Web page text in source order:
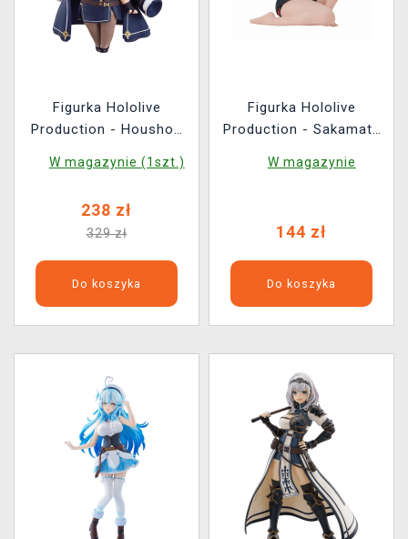
Figurka Hololive
Production - Houshou
(Nendoroid)
W magazynie (1szt.)
238 zł
329 zł
Do koszyka
Figurka Hololive
Production - Sakamata
W magazynie
144 zł
Do koszyka